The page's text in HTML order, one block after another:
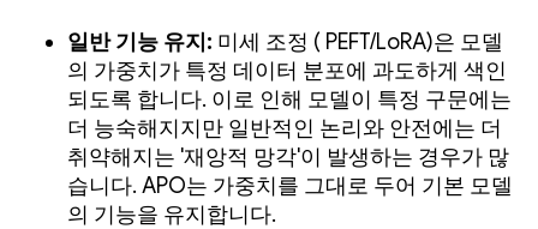
일반 기능 유지: 미세 조정 ( PEFT/LoRA)은 모델
의 가중치가 특정 데이터 분포에 과도하게 색인
되도록 합니다. 이로 인해 모델이 특정 구문에는
더 능숙해지지만 일반적인 논리와 안전에는 더
취약해지는 '재앙적 망각'이 발생하는 경우가 많
습니다. APO는 가중치를 그대로 두어 기본 모델
의 기능을 유지합니다.